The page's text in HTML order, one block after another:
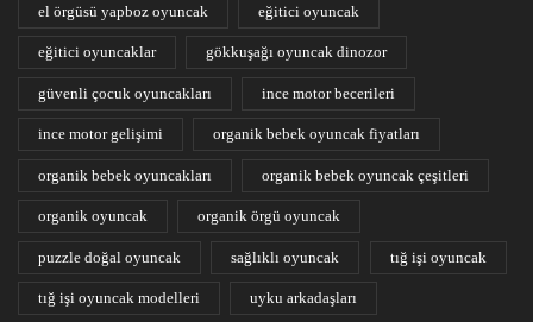
el örgüsü yapboz oyuncak eğitici oyuncak
eğitici oyuncaklar gökkuşağı oyuncak dinozor
güvenli çocuk oyuncakları ince motor becerileri
ince motor gelişimi organik bebek oyuncak fiyatları
organik bebek oyuncakları organik bebek oyuncak çeşitleri
organik oyuncak organik örgü oyuncak
puzzle doğal oyuncak sağlıklı oyuncak tığ işi oyuncak
tığ işi oyuncak modelleri uyku arkadaşları